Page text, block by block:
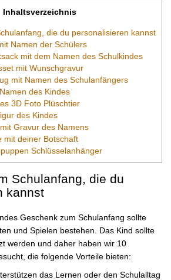
Inhaltsverzeichnis
die du personalisieren kannst
Namen der Schülers
mit dem Namen des Schulkindes
mit Wunschgravur
mit Namen des Schulanfängers
des Kindes
3D Foto Plüschtier
des Kindes
Gravur des Namens
mit deiner Botschaft
Schlüsselanhänger
Schulanfang, die du
kannst
Geschenk zum Schulanfang sollte
und Spielen bestehen. Das Kind sollte
werden und daher haben wir 10
die folgende Vorteile bieten:
das Lernen oder den Schulalltag